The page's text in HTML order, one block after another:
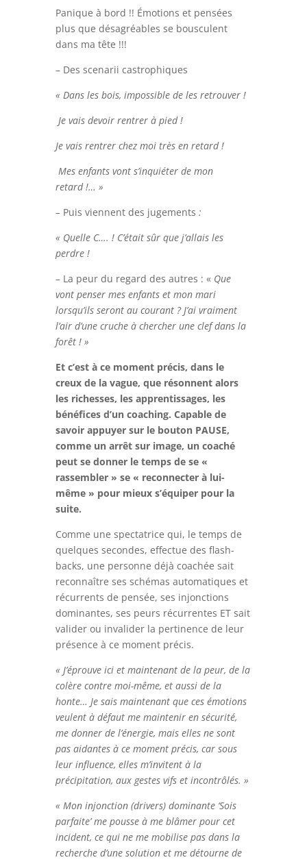
Panique à bord !! Émotions et pensées
plus que désagréables se bousculent
dans ma tête !!!
– Des scenarii castrophiques
« Dans les bois, impossible de les retrouver !
Je vais devoir rentrer à pied !
Je vais rentrer chez moi très en retard !
Mes enfants vont s’inquiéter de mon
retard !… »
– Puis viennent des jugements :
« Quelle C…. ! C’était sûr que j’allais les
perdre !
– La peur du regard des autres : «Que
vont penser mes enfants et mon mari
lorsqu’ils seront au courant ? J’ai vraiment
l’air d’une cruche à chercher une clef dans la
forêt ! »
Et c’est à ce moment précis, dans le
creux de la vague, que résonnent alors
les richesses, les apprentissages, les
bénéfices d’un coaching. Capable de
savoir appuyer sur le bouton PAUSE,
comme un arrêt sur image, un coaché
peut se donner le temps de se «
rassembler » se « reconnecter à lui-
même » pour mieux s’équiper pour la
suite.
Comme une spectatrice qui, le temps de
quelques secondes, effectue des flash-
backs, une personne déjà coachée sait
reconnaître ses schémas automatiques et
récurrents de pensée, ses injonctions
dominantes, ses peurs récurrentes ET sait
valider ou invalider la pertinence de leur
présence à ce moment précis.
« J’éprouve ici et maintenant de la peur, de la
colère contre moi-même, et aussi de la
honte… Je sais maintenant que ces émotions
veulent à défaut me maintenir en sécurité,
me donner de l’énergie, mais elles ne sont
pas aidantes à ce moment précis, car sous
leur influence, elles m’invitent à la
précipitation, aux gestes vifs et incontrôlés. »
« Mon injonction (drivers) dominante ‘Sois
parfaite’ me pousse à me blâmer pour cet
incident, ce qui ne me mobilise pas dans la
recherche d’une solution et me détourne de